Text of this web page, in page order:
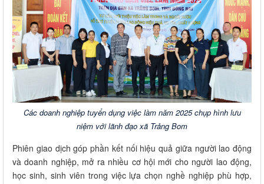
Các doanh nghiệp tuyển dụng việc làm năm 2025 chụp hình lưu
niệm với lãnh đạo xã Trảng Bom
Phiên giao dịch góp phần kết nối hiệu quả giữa người lao động
và doanh nghiệp, mở ra nhiều cơ hội mới cho người lao động,
học sinh, sinh viên trong việc lựa chọn nghề nghiệp phù hợp,